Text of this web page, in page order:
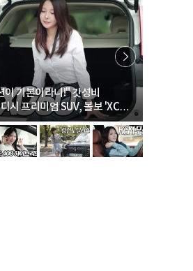
이 기본이라니!" 갓성비
시 프리미엄 SUV, 볼보 'XC60